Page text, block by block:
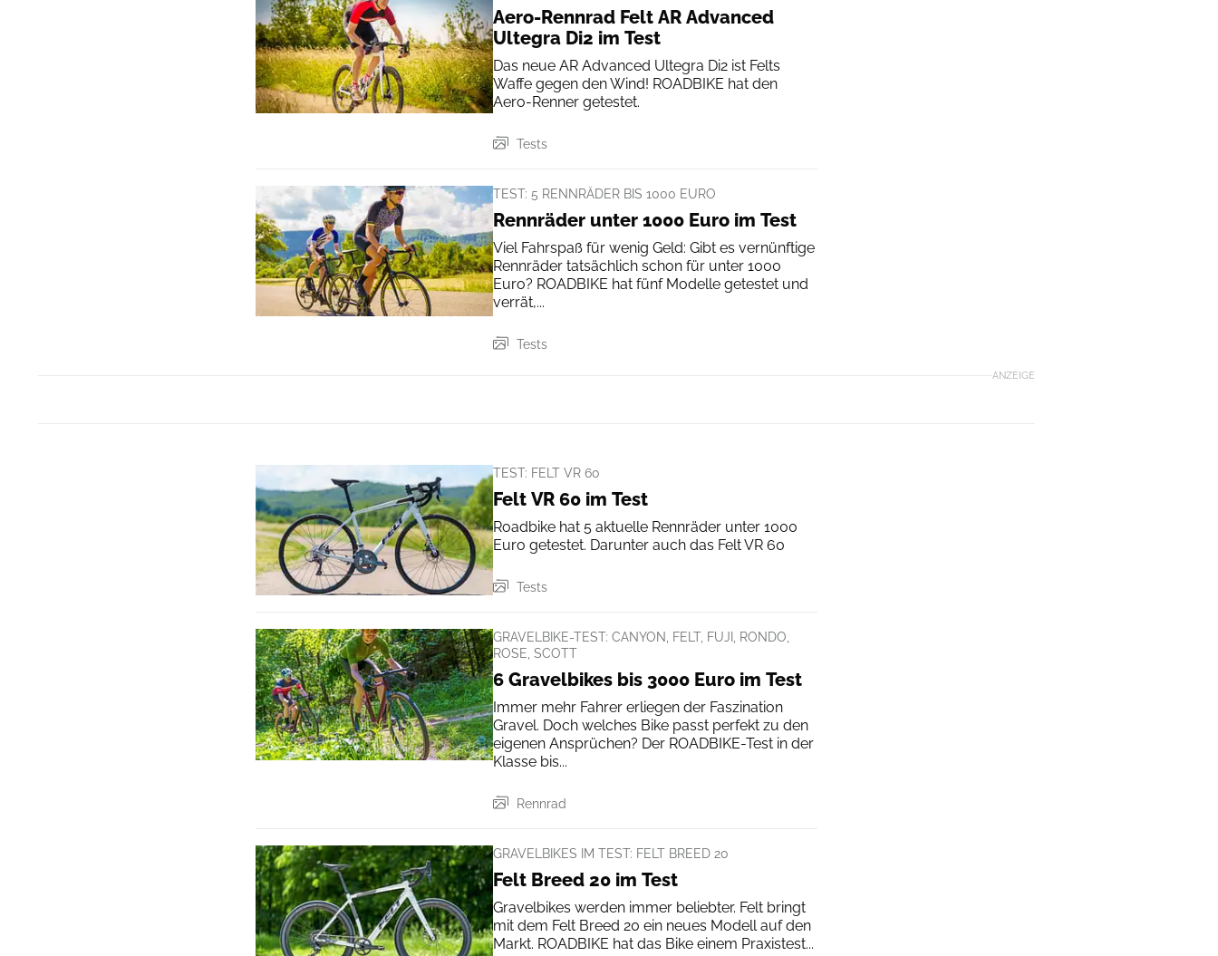
Aero-Rennrad Felt AR Advanced
Ultegra Di2 im Test
Das neue AR Advanced Ultegra Di2 ist Felts
Waffe gegen den Wind! ROADBIKE hat den
Aero-Renner getestet.
Tests
TEST: 5 RENNRÄDER BIS 1000 EURO
Rennräder unter 1000 Euro im Test
Viel Fahrspaß für wenig Geld: Gibt es vernünftige
Rennräder tatsächlich schon für unter 1000
Euro? ROADBIKE hat fünf Modelle getestet und
verrät,...
Tests
ANZEIGE
TEST: FELT VR 60
Felt VR 60 im Test
Roadbike hat 5 aktuelle Rennräder unter 1000
Euro getestet. Darunter auch das Felt VR 60
Tests
GRAVELBIKE-TEST: CANYON, FELT, FUJI, RONDO,
ROSE, SCOTT
6 Gravelbikes bis 3000 Euro im Test
Immer mehr Fahrer erliegen der Faszination
Gravel. Doch welches Bike passt perfekt zu den
eigenen Ansprüchen? Der ROADBIKE-Test in der
Klasse bis...
Rennrad
GRAVELBIKES IM TEST: FELT BREED 20
Felt Breed 20 im Test
Gravelbikes werden immer beliebter. Felt bringt
mit dem Felt Breed 20 ein neues Modell auf den
Markt. ROADBIKE hat das Bike einem Praxistest...